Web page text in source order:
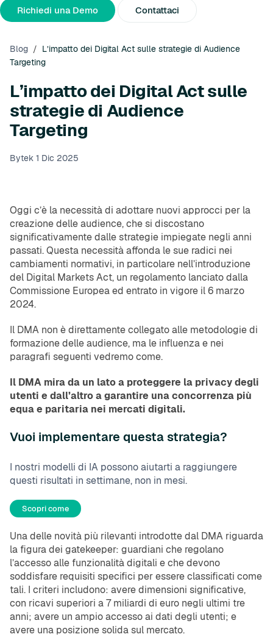
Chi Siamo Comunicati Stampa
Richiedi una Demo Contattaci
Blog / L’impatto dei Digital Act sulle strategie di Audience
Targeting
L’impatto dei Digital Act sulle
strategie di Audience
Targeting
Bytek 1 Dic 2025
Oggi c’è la necessità di adottare nuovi approcci per la
creazione delle audience, che si discostano
significativamente dalle strategie impiegate negli anni
passati. Questa necessità affonda le sue radici nei
cambiamenti normativi, in particolare nell’introduzione
del Digital Markets Act, un regolamento lanciato dalla
Commissione Europea ed entrato in vigore il 6 marzo
2024.
Il DMA non è direttamente collegato alle metodologie di
formazione delle audience, ma le influenza e nei
paragrafi seguenti vedremo come.
Il DMA mira da un lato a proteggere la privacy degli
utenti e dall’altro a garantire una concorrenza più
equa e paritaria nei mercati digitali.
Vuoi implementare questa strategia?
I nostri modelli di IA possono aiutarti a raggiungere
questi risultati in settimane, non in mesi.
Scopri come
Una delle novità più rilevanti introdotte dal DMA riguarda
la figura dei gatekeeper: guardiani che regolano
l’accesso alle funzionalità digitali e che devono
soddisfare requisiti specifici per essere classificati come
tali. I criteri includono: avere dimensioni significative,
con ricavi superiori a 7 miliardi di euro negli ultimi tre
anni; avere un ampio accesso ai dati degli utenti; e
avere una posizione solida sul mercato.